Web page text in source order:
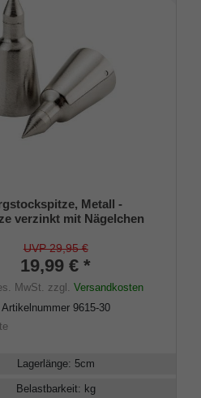
Metall -
verzinkt mit Nägelchen
UVP 29,95 €
19,99 € *
MwSt. zzgl. Versandkosten
Artikelnummer 9615-30
Lagerlänge: 5cm
Belastbarkeit: kg